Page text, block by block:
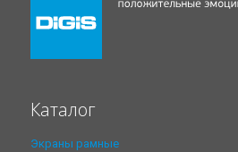
Каталог
Экраны рамные